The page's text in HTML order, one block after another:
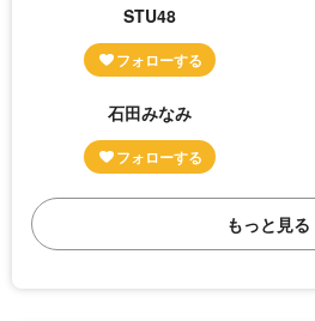
STU48
石田みなみ